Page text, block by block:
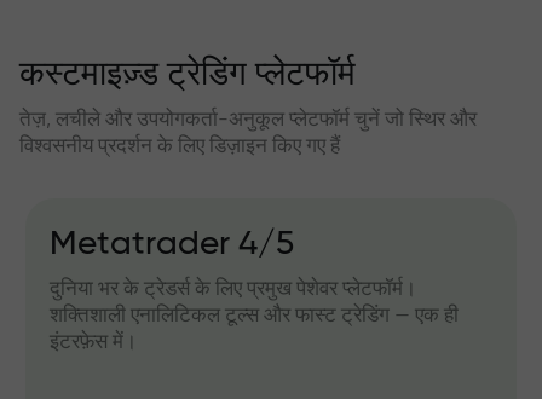
कस्टमाइज़्ड ट्रेडिंग प्लेटफॉर्म
तेज़, लचीले और उपयोगकर्ता-अनुकूल प्लेटफॉर्म चुनें जो स्थिर और
विश्वसनीय प्रदर्शन के लिए डिज़ाइन किए गए हैं
Metatrader 4/5
दुनिया भर के ट्रेडर्स के लिए प्रमुख पेशेवर प्लेटफॉर्म।
शक्तिशाली एनालिटिकल टूल्स और फास्ट ट्रेडिंग — एक ही
इंटरफ़ेस में।